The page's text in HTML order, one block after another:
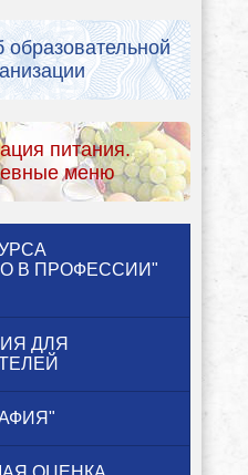
питания.
меню
В ПРОФЕССИИ"
ДЛЯ